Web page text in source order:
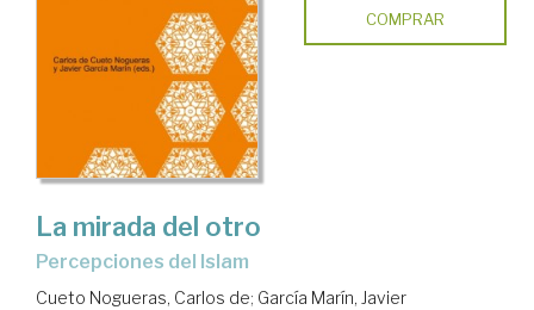
COMPRAR
La mirada del otro
percepciones del Islam
Cueto Nogueras, Carlos de; García Marín, Javier